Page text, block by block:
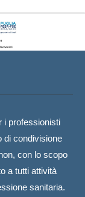
i professionisti
di condivisione
con lo scopo
a tutti attività
sanitaria.